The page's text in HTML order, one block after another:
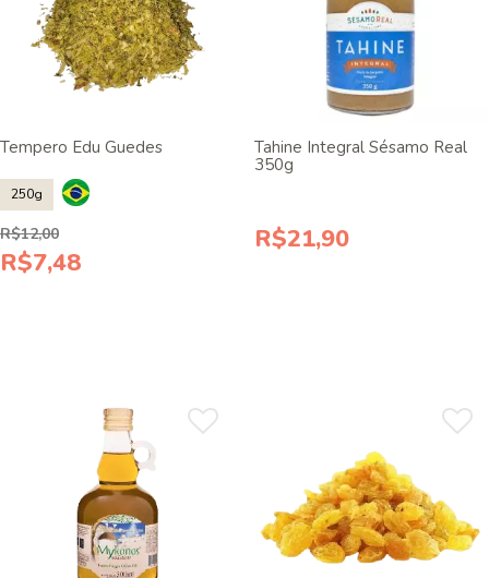
Tempero Edu Guedes
250g
R$12,00
R$7,48
Tahine Integral Sésamo Real
350g
R$21,90